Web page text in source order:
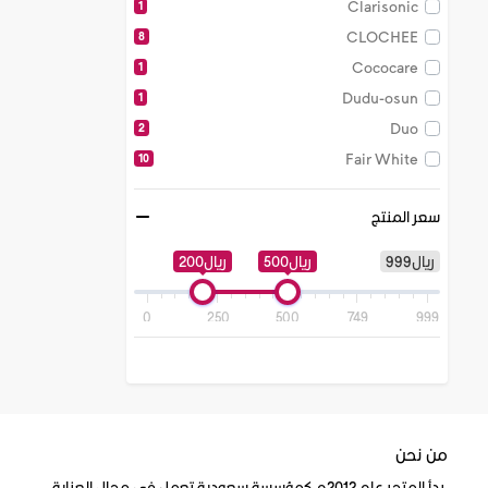
Clarisonic
1
CLOCHEE
8
Cococare
1
Dudu-osun
1
Duo
2
Fair White
10
Go Smile
2
Hello Hair
1
It Works
ITS Skin
Ivation
1
Lime Crime
سعر المنتج
ريال999 ريال200 ريال500
0 250 500 749 999
من نحن